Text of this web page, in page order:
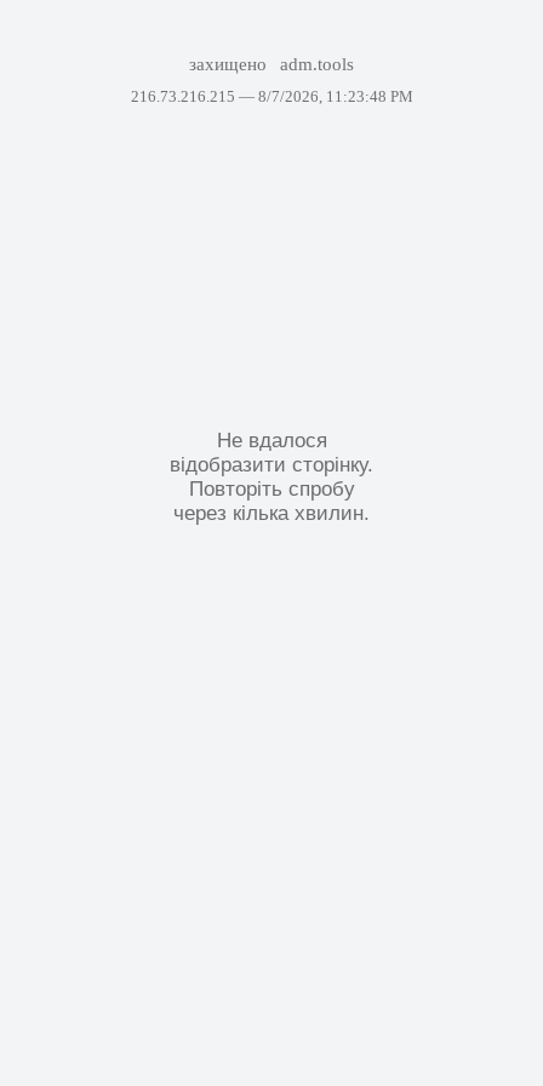
захищено adm.tools
216.73.216.215 — 8/7/2026, 11:23:48 PM
Не вдалося
відобразити сторінку.
Повторіть спробу
через кілька хвилин.